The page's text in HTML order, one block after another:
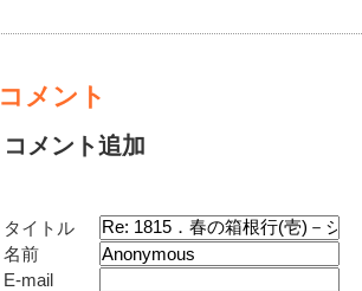
コメント
コメント追加
タイトル
名前
E-mail